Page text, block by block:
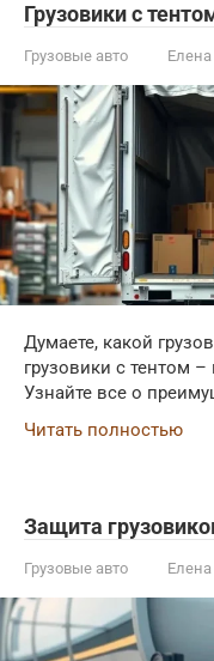
Грузовики с
Грузовые авто
Думаете, какой
грузовики с тентом
Узнайте все о
Читать полностью
Защита
Грузовые авто